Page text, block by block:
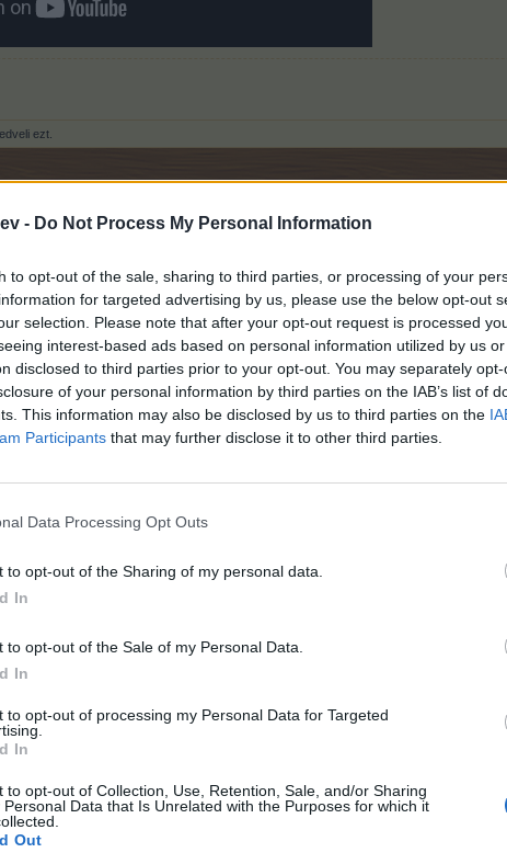
- Do Not Process My Personal Information
to opt-out of the sale, sharing to third parties, or processing of your
for targeted advertising by us, please use the below opt-out
selection. Please note that after your opt-out request is processed
interest-based ads based on personal information utilized by us
disclosed to third parties prior to your opt-out. You may separately
of your personal information by third parties on the IAB’s list of
This information may also be disclosed by us to third parties on the
Participants that may further disclose it to other third parties.
Data Processing Opt Outs
to opt-out of the Sharing of my personal data.
In
to opt-out of the Sale of my Personal Data.
In
to opt-out of processing my Personal Data for Targeted
In
to opt-out of Collection, Use, Retention, Sale, and/or Sharing
Personal Data that Is Unrelated with the Purposes for which it
Out
ezt.